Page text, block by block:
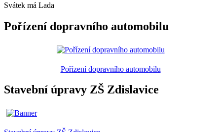
Svátek má Lada
Pořízení dopravního automobilu
Pořízení dopravního automobilu
Stavební úpravy ZŠ Zdislavice